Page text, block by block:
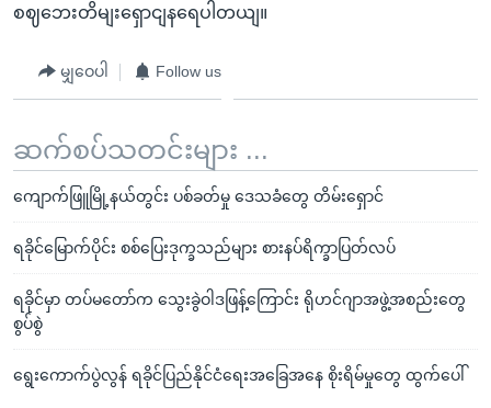
စဈဘေးတိမျးရှောငျနရေပါတယျ။
မျှဝေပါ Follow us
ဆက်စပ်သတင်းများ ...
ကျောက်ဖြူမြို့နယ်တွင်း ပစ်ခတ်မှု ဒေသခံတွေ တိမ်းရှောင်
ရခိုင်မြောက်ပိုင်း စစ်ပြေးဒုက္ခသည်များ စားနပ်ရိက္ခာပြတ်လပ်
ရခိုင်မှာ တပ်မတော်က သွေးခွဲဝါဒဖြန့်ကြောင်း ရိုဟင်ဂျာအဖွဲ့အစည်းတွေ
စွပ်စွဲ
ရွေးကောက်ပွဲလွန် ရခိုင်ပြည်နိုင်ငံရေးအခြေအနေ စိုးရိမ်မှုတွေ ထွက်ပေါ်